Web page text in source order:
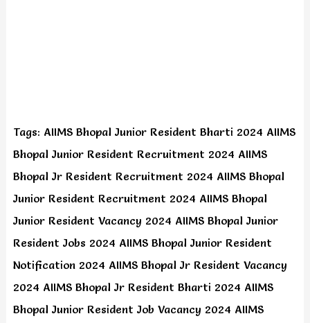
Tags: AIIMS Bhopal Junior Resident Bharti 2024 AIIMS
Bhopal Junior Resident Recruitment 2024 AIIMS
Bhopal Jr Resident Recruitment 2024 AIIMS Bhopal
Junior Resident Recruitment 2024 AIIMS Bhopal
Junior Resident Vacancy 2024 AIIMS Bhopal Junior
Resident Jobs 2024 AIIMS Bhopal Junior Resident
Notification 2024 AIIMS Bhopal Jr Resident Vacancy
2024 AIIMS Bhopal Jr Resident Bharti 2024 AIIMS
Bhopal Junior Resident Job Vacancy 2024 AIIMS